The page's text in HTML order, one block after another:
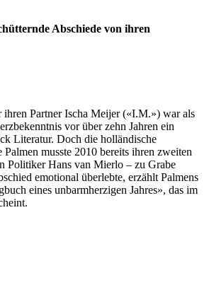
Abschiede von ihren
Partner Ischa Meijer («I.M.») war als
vor über zehn Jahren ein
Literatur. Doch die holländische
musste 2010 bereits ihren zweiten
Politiker Hans van Mierlo – zu Grabe
emotional überlebte, erzählt Palmens
eines unbarmherzigen Jahres», das im